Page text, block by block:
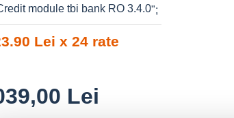
Lei
";
Lei x 24 rate